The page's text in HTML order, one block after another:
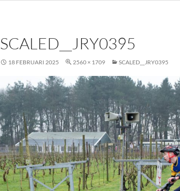
SCALED__JRY0395
18 FEBRUARI 2025 2560 × 1709 SCALED__JRY0395